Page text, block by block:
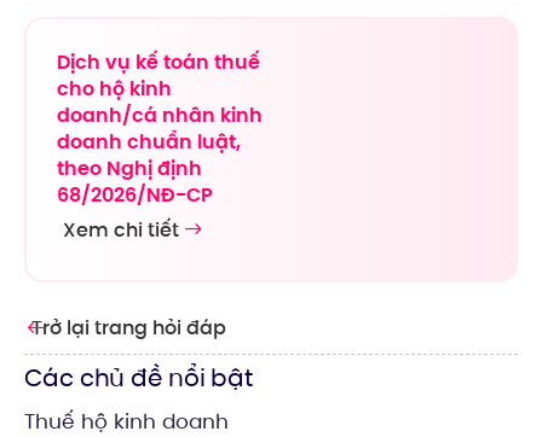
Trở lại trang hỏi đáp
Các chủ đề nổi bật
Thuế hộ kinh doanh
Dịch vụ kế toán thuế
cho hộ kinh
doanh/cá nhân kinh
doanh chuẩn luật,
theo Nghị định
68/2026/NĐ-CP
Xem chi tiết